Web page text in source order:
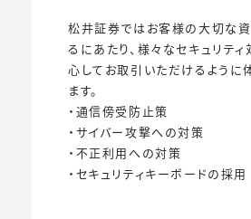
松井証券ではお客様の大切な
るにあたり、様々なセキュリテ
心してお取引いただけるように
ます。
・通信傍受防止策
・サイバー攻撃への対策
・不正利用への対策
・セキュリティキーボードの採用